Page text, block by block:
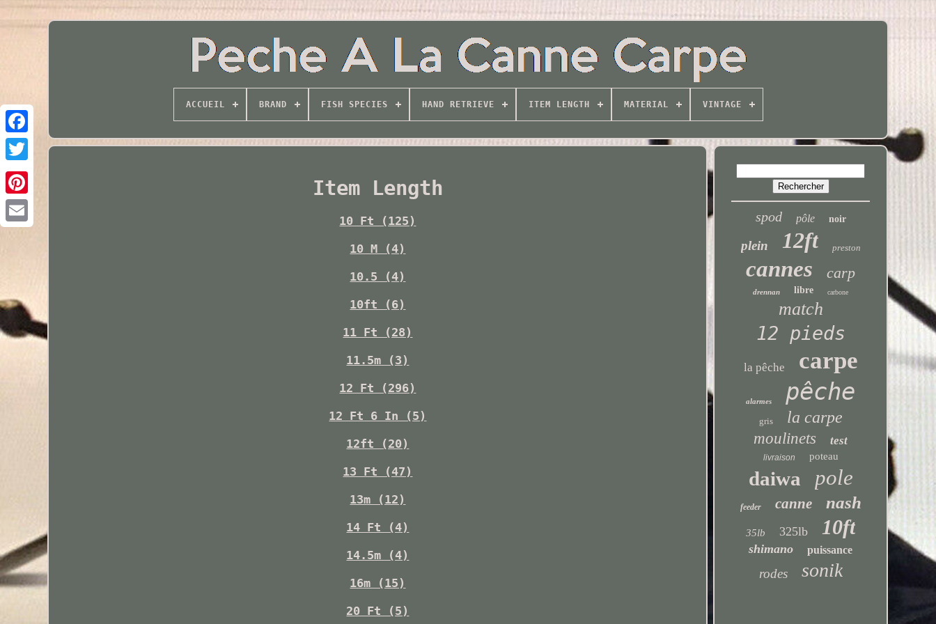
Twitter
ACCUEIL BRAND FISH SPECIES HAND RETRIEVE ITEM LENGTH MATERIAL VINTAGE
Item Length
10 Ft (125)
10 M (4)
10.5 (4)
10ft (6)
11 Ft (28)
11.5m (3)
12 Ft (296)
12 Ft 6 In (5)
12ft (20)
13 Ft (47)
13m (12)
14 Ft (4)
14.5m (4)
16m (15)
20 Ft (5)
spod pôle noir
plein 12ft preston
cannes carp
drennan libre carbone
match
12 pieds
la pêche carpe
alarmes pêche
gris la carpe
moulinets test
livraison poteau
daiwa pole
feeder canne nash
35lb 325lb 10ft
shimano puissance
rodes sonik